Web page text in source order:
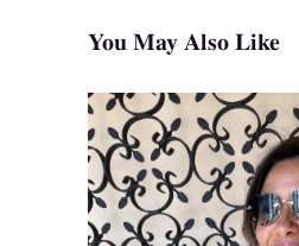
You May Also Like